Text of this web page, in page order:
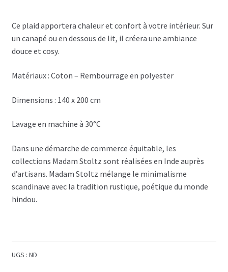
Ce plaid apportera chaleur et confort à votre intérieur. Sur
un canapé ou en dessous de lit, il créera une ambiance
douce et cosy.
Matériaux : Coton – Rembourrage en polyester
Dimensions : 140 x 200 cm
Lavage en machine à 30°C
Dans une démarche de commerce équitable, les
collections Madam Stoltz sont réalisées en Inde auprès
d’artisans. Madam Stoltz mélange le minimalisme
scandinave avec la tradition rustique, poétique du monde
hindou.
UGS : ND